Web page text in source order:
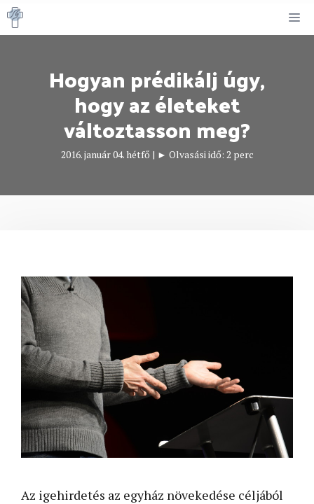
Kilépés
a
Hogyan prédikálj úgy,
hogy az életeket
változtasson meg?
2016. január 04. hétfő | ► Olvasási idő: 2 perc
Az igehirdetés az egyház növekedése céljából